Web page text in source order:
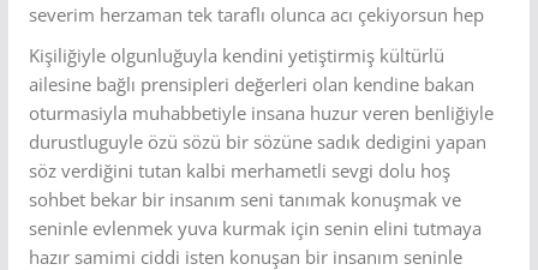
severim herzaman tek taraflı olunca acı çekiyorsun hep
Kişiliğiyle olgunluğuyla kendini yetiştirmiş kültürlü
ailesine bağlı prensipleri değerleri olan kendine bakan
oturmasiyla muhabbetiyle insana huzur veren benliğiyle
durustluguyle özü sözü bir sözüne sadık dedigini yapan
söz verdiğini tutan kalbi merhametli sevgi dolu hoş
sohbet bekar bir insanım seni tanımak konuşmak ve
seninle evlenmek yuva kurmak için senin elini tutmaya
hazır samimi ciddi isten konuşan bir insanım seninle